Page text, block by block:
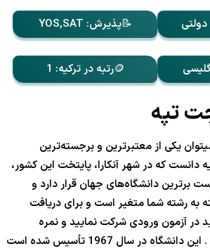
📝پذیرش: YOS,SAT
🪙رتبه در ترکیه: 1
تپه
یکی از معتبرترین و برجسته‌ترین
دانست که در شهر آنکارا، پایتخت این کشور،
برترین دانشگاه‌های جهان قرار دارد و
به رشته شما متغیر است و برای دریافت
در آزمون ورودی شرکت نمایید و نمره
حداقلی را کسب نمایید . این دانشگاه در سال 1967 تأسیس شده است